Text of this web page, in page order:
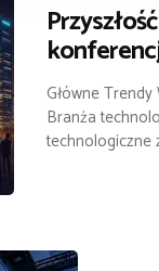
Główne
Branża
technologiczne